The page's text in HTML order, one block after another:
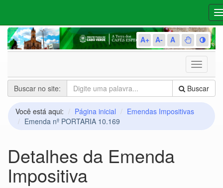
A+ A- A
Toggle
Buscar no site:
Buscar
Você está aqui: Página inicial
Emendas Impositivas
Emenda nº PORTARIA 10.169
Detalhes da Emenda
Impositiva